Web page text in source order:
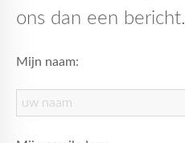
ons dan een bericht.
Mijn naam: